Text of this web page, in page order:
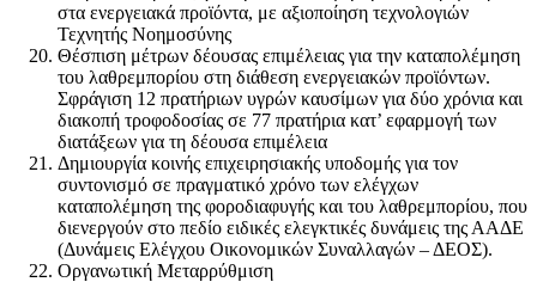
στα ενεργειακά προϊόντα, με αξιοποίηση τεχνολογιών
Τεχνητής Νοημοσύνης
Θέσπιση μέτρων δέουσας επιμέλειας για την καταπολέμηση
του λαθρεμπορίου στη διάθεση ενεργειακών προϊόντων.
Σφράγιση 12 πρατήριων υγρών καυσίμων για δύο χρόνια και
διακοπή τροφοδοσίας σε 77 πρατήρια κατ’ εφαρμογή των
διατάξεων για τη δέουσα επιμέλεια
Δημιουργία κοινής επιχειρησιακής υποδομής για τον
συντονισμό σε πραγματικό χρόνο των ελέγχων
καταπολέμηση της φοροδιαφυγής και του λαθρεμπορίου, που
διενεργούν στο πεδίο ειδικές ελεγκτικές δυνάμεις της ΑΑΔΕ
(Δυνάμεις Ελέγχου Οικονομικών Συναλλαγών – ΔΕΟΣ).
Οργανωτική Μεταρρύθμιση